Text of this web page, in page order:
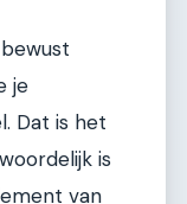
je
Dat is het
is
van